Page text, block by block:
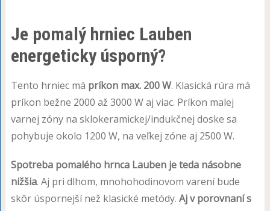
Je pomalý hrniec Lauben
energeticky úsporný?
Tento hrniec má príkon max. 200 W. Klasická rúra má
príkon bežne 2000 až 3000 W aj viac. Príkon malej
varnej zóny na sklokeramickej/indukčnej doske sa
pohybuje okolo 1200 W, na veľkej zóne aj 2500 W.
Spotreba pomalého hrnca Lauben je teda násobne
nižšia. Aj pri dlhom, mnohohodinovom varení bude
skôr úspornejší než klasické metódy. Aj v porovnaní s